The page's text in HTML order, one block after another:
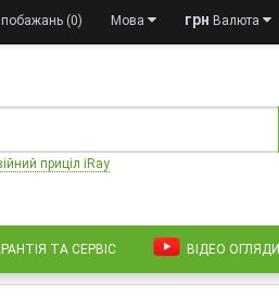
грн Валюта
Мова
(0)
приціл iRay
ТА СЕРВІС ВІДЕО ОГЛЯДИ